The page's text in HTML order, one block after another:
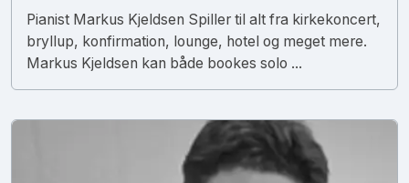
Pianist Markus Kjeldsen Spiller til alt fra kirkekoncert,
bryllup, konfirmation, lounge, hotel og meget mere.
Markus Kjeldsen kan både bookes solo ...